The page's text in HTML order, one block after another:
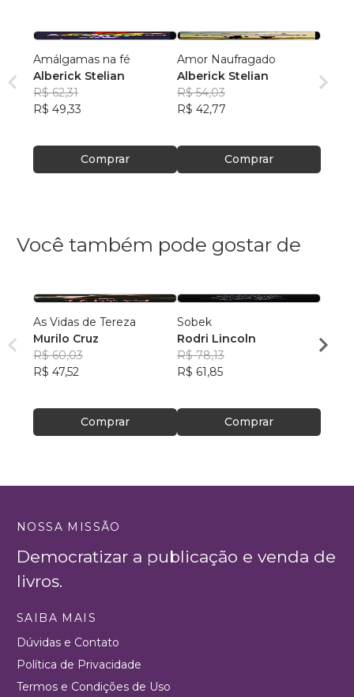
Amálgamas na fé
Alberick Stelian
R$ 62,31
R$ 49,33
Comprar
Amor Naufragado
Alberick Stelian
R$ 54,03
R$ 42,77
Comprar
Você também pode gostar de
As Vidas de Tereza
Murilo Cruz
R$ 60,03
R$ 47,52
Comprar
Sobek
Rodri Lincoln
R$ 78,13
R$ 61,85
Comprar
SILVA
R$
NOSSA MISSÃO
Democratizar a publicação e venda de
livros.
SAIBA MAIS
Dúvidas e Contato
Política de Privacidade
Termos e Condições de Uso